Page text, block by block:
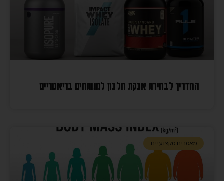
המדריך לבחירת אבקת חלבון למנותחים בריאטריים
מאמרים מקצועיים